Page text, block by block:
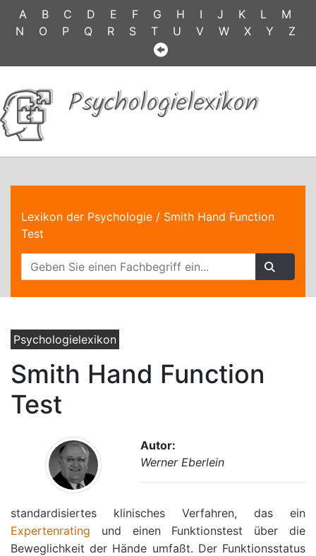
A B C D E F G H I J K L
M
N
O P Q R S T U V W X Y Z
Psychologielexikon
Lexikon der Psychologie / Smith Hand Function
Test
Psychologielexikon
Smith Hand Function
Test
Autor:
Werner Eberlein
standardisiertes klinisches Verfahren, das ein
Expertenrating und einen Funktionstest über die
Beweglichkeit der Hände umfaßt. Der Funktionsstatus